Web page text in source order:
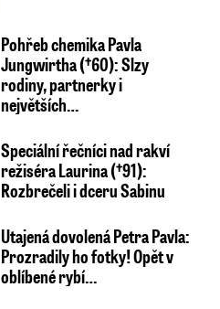
Pohřeb chemika Pavla
Jungwirtha (†60): Slzy
rodiny, partnerky i
největších…
Speciální řečníci nad rakví
režiséra Laurina (†91):
Rozbrečeli i dceru Sabinu
Utajená dovolená Petra Pavla:
Prozradily ho fotky! Opět v
oblíbené rybí…